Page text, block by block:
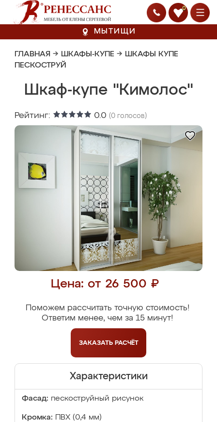
0
МЫТИЩИ
ГЛАВНАЯ → ШКАФЫ-КУПЕ → ШКАФЫ КУПЕ
ПЕСКОСТРУЙ
Шкаф-купе "Кимолос"
Рейтинг: 0.0 (0 голосов)
Цена: от 26 500 ₽
Поможем рассчитать точную стоимость!
Ответим менее, чем за 15 минут!
ЗАКАЗАТЬ РАСЧЁТ
Характеристики
Фасад: пескоструйный рисунок
Кромка: ПВХ (0,4 мм)